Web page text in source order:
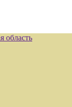
область